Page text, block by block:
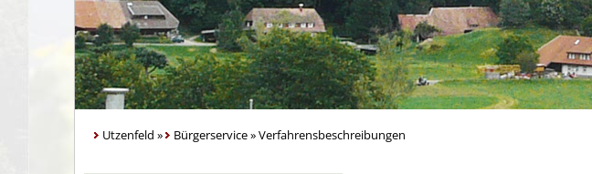
Utzenfeld » Bürgerservice»Verfahrensbeschreibungen